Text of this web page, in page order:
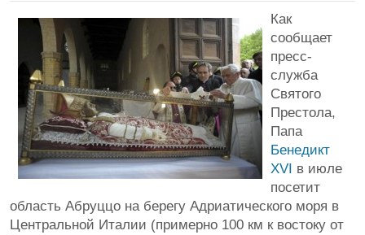
Как
сообщает
пресс-
служба
Святого
Престола,
Папа
Бенедикт
XVI в июле
посетит
область Абруццо на берегу Адриатического моря в
Центральной Италии (примерно 100 км к востоку от